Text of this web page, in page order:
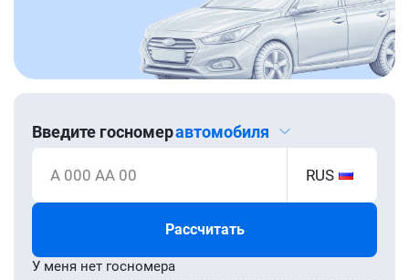
Введите госномеравтомобиля
А 000 АА 00 RUS
Рассчитать
У меня нет госномера